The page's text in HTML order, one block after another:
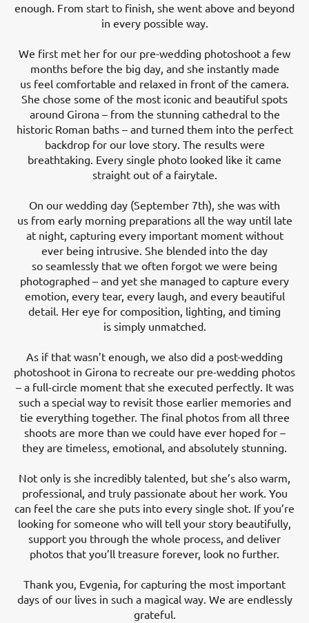
enough. From start to finish, she went above and beyond
in every possible way.
We first met her for our pre-wedding photoshoot a few
months before the big day, and she instantly made
us feel comfortable and relaxed in front of the camera.
She chose some of the most iconic and beautiful spots
around Girona – from the stunning cathedral to the
historic Roman baths – and turned them into the perfect
backdrop for our love story. The results were
breathtaking. Every single photo looked like it came
straight out of a fairytale.
On our wedding day (September 7th), she was with
us from early morning preparations all the way until late
at night, capturing every important moment without
ever being intrusive. She blended into the day
so seamlessly that we often forgot we were being
photographed – and yet she managed to capture every
emotion, every tear, every laugh, and every beautiful
detail. Her eye for composition, lighting, and timing
is simply unmatched.
As if that wasn’t enough, we also did a post-wedding
photoshoot in Girona to recreate our pre-wedding photos
– a full-circle moment that she executed perfectly. It was
such a special way to revisit those earlier memories and
tie everything together. The final photos from all three
shoots are more than we could have ever hoped for –
they are timeless, emotional, and absolutely stunning.
Not only is she incredibly talented, but she’s also warm,
professional, and truly passionate about her work. You
can feel the care she puts into every single shot. If you’re
looking for someone who will tell your story beautifully,
support you through the whole process, and deliver
photos that you’ll treasure forever, look no further.
Thank you, Evgenia, for capturing the most important
days of our lives in such a magical way. We are endlessly
grateful.